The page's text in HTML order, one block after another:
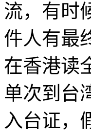
流，有时
件人有最
在香港读
单次到台
入台证，